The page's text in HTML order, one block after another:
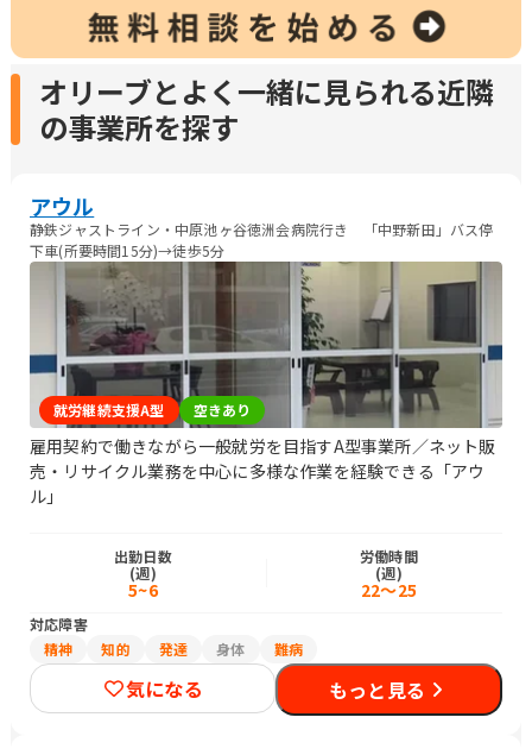
オリーブとよく一緒に見られる近隣
の事業所を探す
アウル
静鉄ジャストライン・中原池ヶ谷徳洲会病院行き 「中野新田」バス停
下車(所要時間15分)→徒歩5分
就労継続支援A型 空きあり
雇用契約で働きながら一般就労を目指すA型事業所／ネット販
売・リサイクル業務を中心に多様な作業を経験できる「アウ
ル」
出勤日数
(週)
5~6
労働時間
(週)
22～25
対応障害
精神
知的 発達 身体 難病
気になる もっと見る